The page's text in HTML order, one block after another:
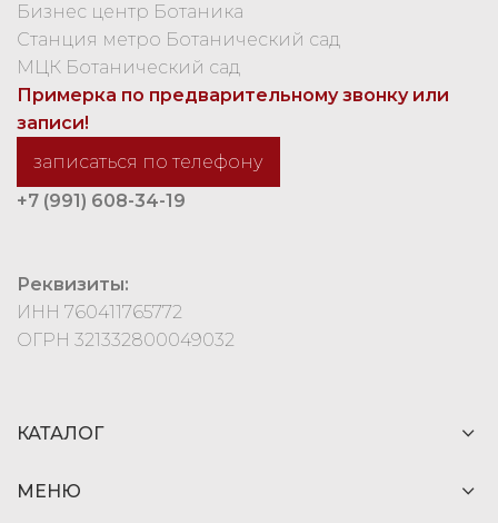
Бизнес центр Ботаника
Станция метро Ботанический сад
МЦК Ботанический сад
Примерка по предварительному звонку или
записи!
записаться по телефону
+7 (991) 608-34-19
Реквизиты:
ИНН 760411765772
ОГРН 321332800049032
КАТАЛОГ
МЕНЮ